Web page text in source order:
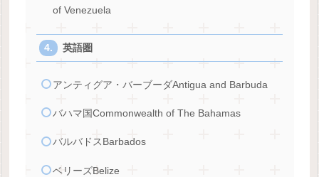
of Venezuela
英語圏
アンティグア・バーブーダAntigua and Barbuda
バハマ国Commonwealth of The Bahamas
バルバドスBarbados
ベリーズBelize